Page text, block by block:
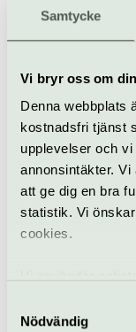
Samtycke
Vi bryr oss om
Denna webbplats
kostnadsfri tjänst
upplevelser och
annonsintäkter.
att ge dig en bra
statistik. Vi
cookies.
samt
Nödvändig
Klassiskt Konsert